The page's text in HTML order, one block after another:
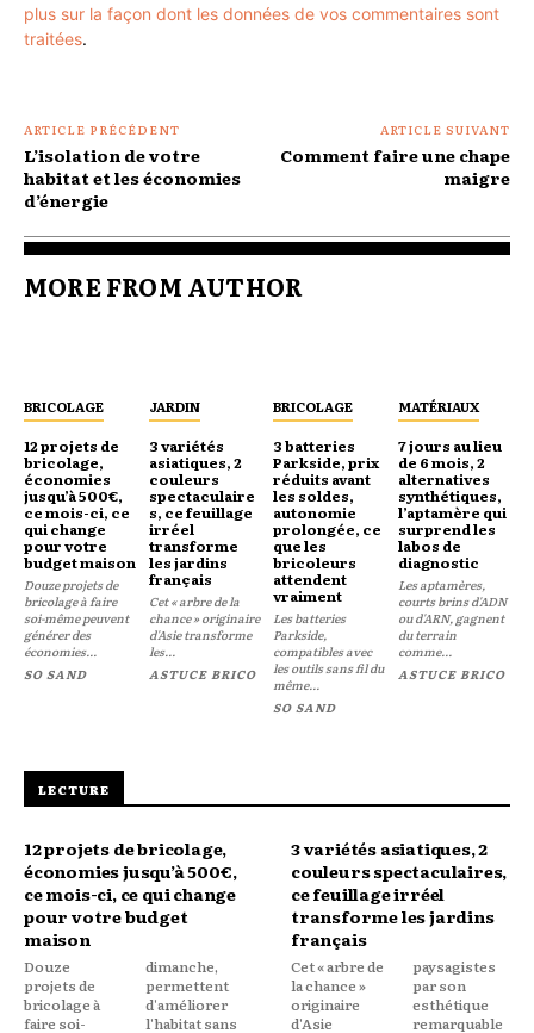
plus sur la façon dont les données de vos commentaires sont
traitées.
ARTICLE PRÉCÉDENT
L’isolation de votre
habitat et les économies
d’énergie
ARTICLE SUIVANT
Comment faire une chape
maigre
MORE FROM AUTHOR
BRICOLAGE
12 projets de
bricolage,
économies
jusqu’à 500€,
ce mois-ci, ce
qui change
pour votre
budget maison
Douze projets de
bricolage à faire
soi-même peuvent
générer des
économies...
SO SAND
JARDIN
3 variétés
asiatiques, 2
couleurs
spectaculaire
s, ce feuillage
irréel
transforme
les jardins
français
Cet « arbre de la
chance » originaire
d'Asie transforme
les...
ASTUCE BRICO
BRICOLAGE
3 batteries
Parkside, prix
réduits avant
les soldes,
autonomie
prolongée, ce
que les
bricoleurs
attendent
vraiment
Les batteries
Parkside,
compatibles avec
les outils sans fil du
même...
SO SAND
MATÉRIAUX
7 jours au lieu
de 6 mois, 2
alternatives
synthétiques,
l’aptamère qui
surprend les
labos de
diagnostic
Les aptamères,
courts brins d'ADN
ou d'ARN, gagnent
du terrain
comme...
ASTUCE BRICO
LECTURE
12 projets de bricolage,
économies jusqu’à 500€,
ce mois-ci, ce qui change
pour votre budget
maison
Douze
projets de
bricolage à
faire soi-
dimanche,
permettent
d'améliorer
l'habitat sans
3 variétés asiatiques, 2
couleurs spectaculaires,
ce feuillage irréel
transforme les jardins
français
Cet « arbre de
la chance »
originaire
d'Asie
paysagistes
par son
esthétique
remarquable